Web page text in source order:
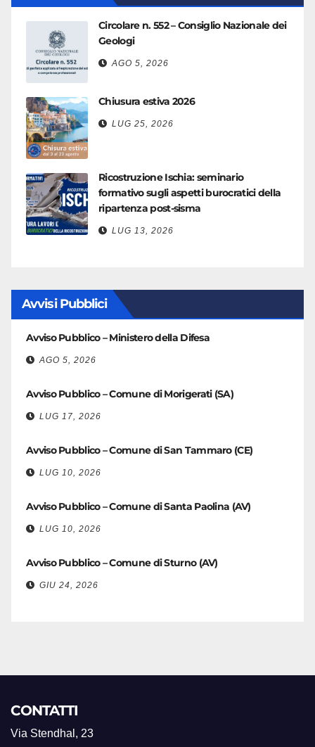
Circolare n. 552 – Consiglio Nazionale dei
Geologi
AGO 5, 2026
Chiusura estiva 2026
LUG 25, 2026
Ricostruzione Ischia: seminario
formativo sugli aspetti burocratici della
ripartenza post-sisma
LUG 13, 2026
Avvisi Pubblici
Avviso Pubblico – Ministero della Difesa
AGO 5, 2026
Avviso Pubblico – Comune di Morigerati (SA)
LUG 17, 2026
Avviso Pubblico – Comune di San Tammaro (CE)
LUG 10, 2026
Avviso Pubblico – Comune di Santa Paolina (AV)
LUG 10, 2026
Avviso Pubblico – Comune di Sturno (AV)
GIU 24, 2026
CONTATTI
Via Stendhal, 23